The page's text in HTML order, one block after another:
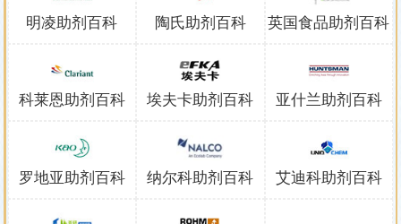
明凌助剂 百科 陶氏助剂 百科 英国食品助剂 百科
科莱恩助剂 百科 埃夫卡助剂 百科 亚什兰助剂 百科
罗地亚助剂 百科 纳尔科助剂百科 艾迪科助剂 百科